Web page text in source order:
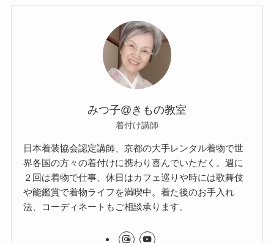
みつ子@きもの教室
着付け講師
日本着装協会認定講師、京都の大手レンタル着物で世
界各国の方々の着付けに携わり喜んでいただく。週に
２回は着物で仕事、休日はカフェ巡りや時には歌舞伎
や能鑑賞で着物ライフを満喫中。着た後のお手入れ
法、コーディネートもご相談承ります。